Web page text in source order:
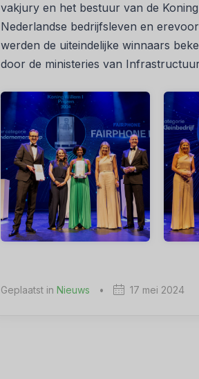
vakjury en het bestuur van de
Nederlandse bedrijfsleven en
werden de uiteindelijke winnaars
door de ministeries van
Geplaatst in Nieuws • 17 mei 2024